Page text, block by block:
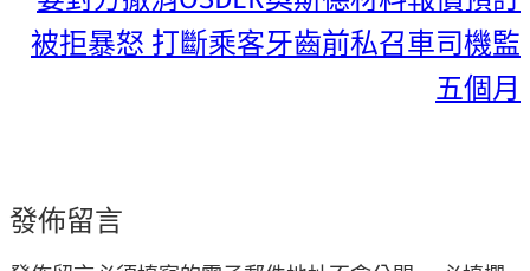
被拒暴怒 打斷乘客牙齒前私召車司機監
五個月
發佈留言